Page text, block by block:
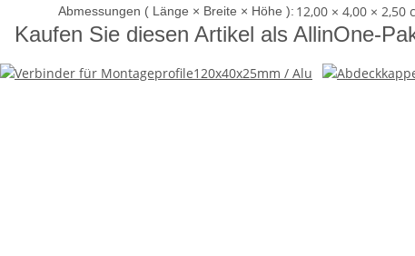
Abmessungen ( Länge × Breite × Höhe ): 12,00 × 4,00 × 2,50
Kaufen Sie diesen Artikel als AllinOne-